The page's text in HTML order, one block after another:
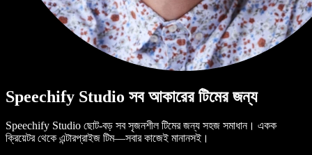
Speechify Studio সব আকারের টিমের জন্য
Speechify Studio ছোট-বড় সব সৃজনশীল টিমের জন্য সহজ সমাধান। একক
ক্রিয়েটর থেকে এন্টারপ্রাইজ টিম—সবার কাজেই মানানসই।